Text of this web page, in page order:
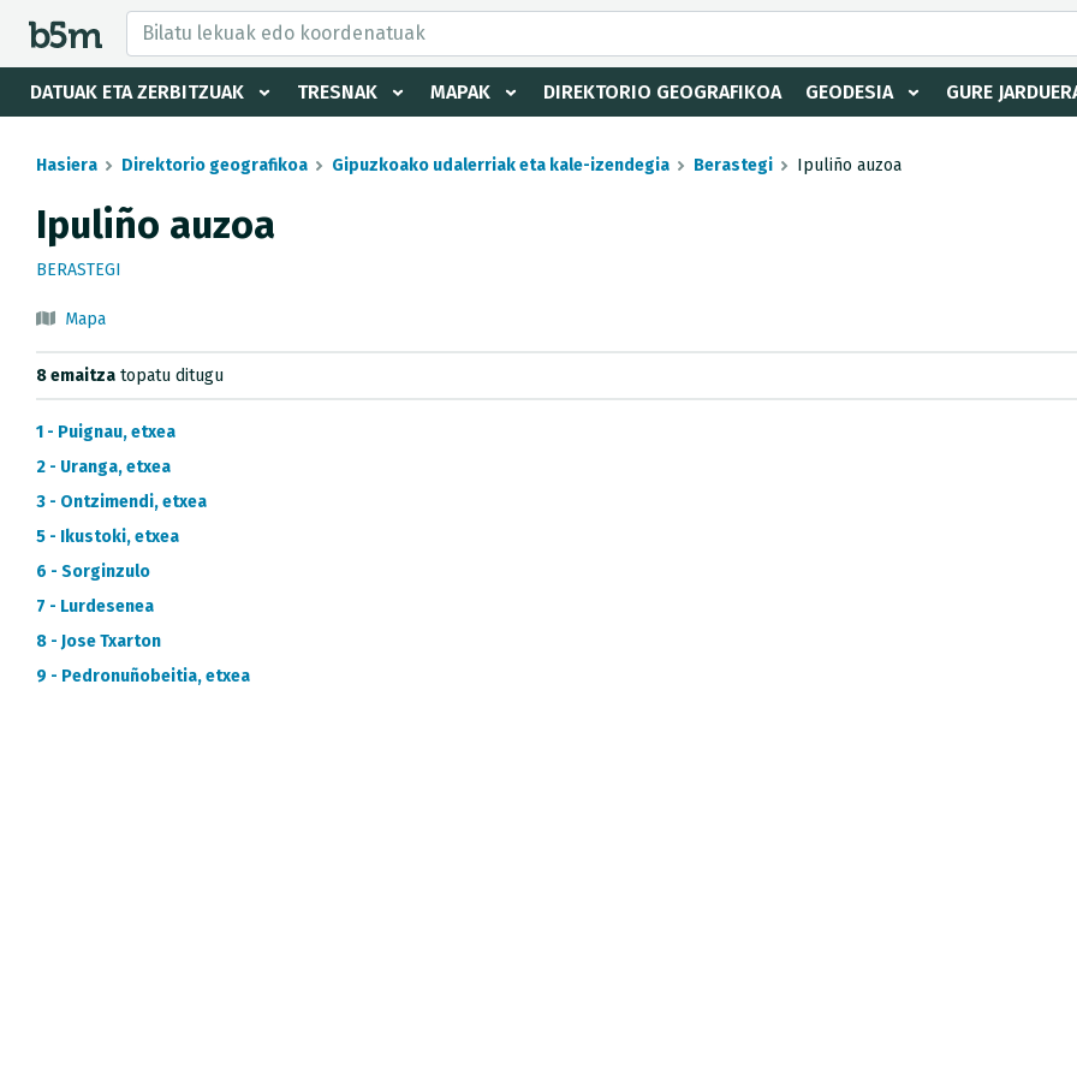
DATUAK ETA ZERBITZUAK TRESNAK MAPAK DIREKTORIO GEOGRAFIKOA GEODESIA GURE
eta direktorioa izkutatu
Hasiera Direktorio geografikoa Gipuzkoako udalerriak eta kale-izendegia Berastegi Ipuliño auzoa
Ipuliño auzoa
BERASTEGI
Mapa
8 emaitza topatu ditugu
1 - Puignau, etxea
2 - Uranga, etxea
3 - Ontzimendi, etxea
5 - Ikustoki, etxea
6 - Sorginzulo
7 - Lurdesenea
8 - Jose Txarton
9 - Pedronuñobeitia, etxea